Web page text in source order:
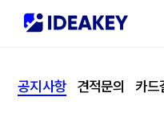
고객센터
공지사항 견적문의 카드